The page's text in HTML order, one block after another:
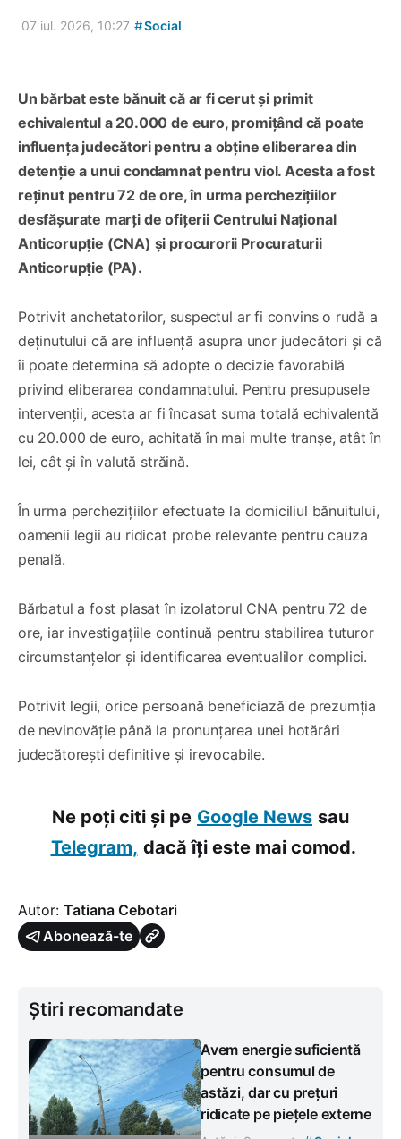
07 iul. 2026, 10:27 #Social
Un bărbat este bănuit că ar fi cerut și primit
echivalentul a 20.000 de euro, promițând că poate
influența judecători pentru a obține eliberarea din
detenție a unui condamnat pentru viol. Acesta a fost
reținut pentru 72 de ore, în urma perchezițiilor
desfășurate marți de ofițerii Centrului Național
Anticorupție (CNA) și procurorii Procuraturii
Anticorupție (PA).
Potrivit anchetatorilor, suspectul ar fi convins o rudă a
deținutului că are influență asupra unor judecători și că
îi poate determina să adopte o decizie favorabilă
privind eliberarea condamnatului. Pentru presupusele
intervenții, acesta ar fi încasat suma totală echivalentă
cu 20.000 de euro, achitată în mai multe tranșe, atât în
lei, cât și în valută străină.
În urma perchezițiilor efectuate la domiciliul bănuitului,
oamenii legii au ridicat probe relevante pentru cauza
penală.
Bărbatul a fost plasat în izolatorul CNA pentru 72 de
ore, iar investigațiile continuă pentru stabilirea tuturor
circumstanțelor și identificarea eventualilor complici.
Potrivit legii, orice persoană beneficiază de prezumția
de nevinovăție până la pronunțarea unei hotărâri
judecătorești definitive și irevocabile.
Ne poți citi și pe Google News sau
Telegram, dacă îți este mai comod.
Autor: Tatiana Cebotari
Abonează-te
Știri recomandate
Avem energie suficientă
pentru consumul de
astăzi, dar cu prețuri
ridicate pe piețele externe